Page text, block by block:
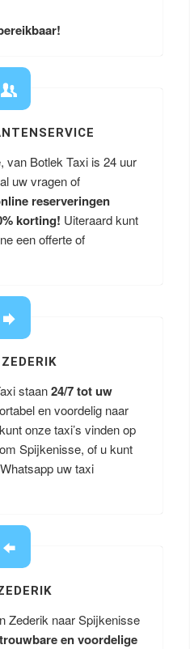
van Botlek Taxi is 24 uur
uw vragen of
reserveringen
korting! Uiteraard kunt
een offerte of
staan24/7 tot uw
en voordelig naar
onze taxi’s vinden op
Spijkenisse, of u kunt
uw taxi
Zederik naar Spijkenisse
en voordelige